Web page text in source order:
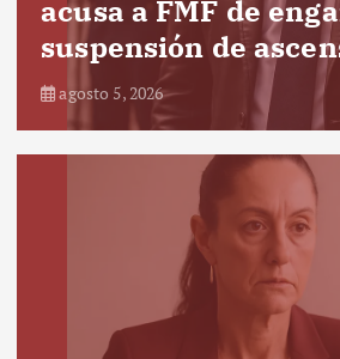
acusa a FMF de
suspensión de
agosto 5, 2026